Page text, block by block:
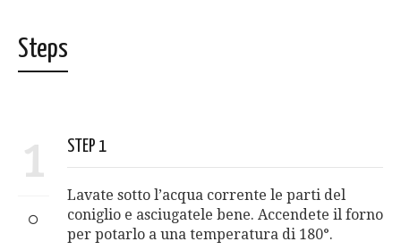
Steps
1 STEP 1
Lavate sotto l’acqua corrente le parti del
coniglio e asciugatele bene. Accendete il forno
per potarlo a una temperatura di 180°.